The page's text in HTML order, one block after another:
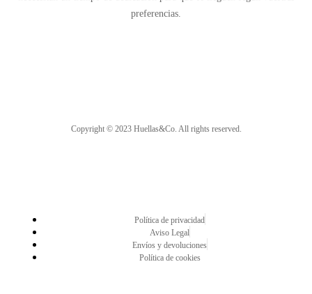
preferencias.
Copyright © 2023 Huellas&Co. All rights reserved.
Política de privacidad
Aviso Legal
Envíos y devoluciones
Política de cookies